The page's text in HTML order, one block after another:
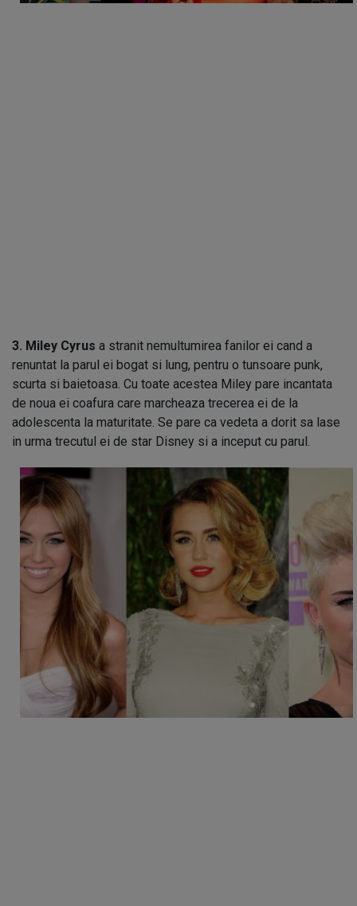
3. Miley Cyrus a stranit nemultumirea fanilor ei cand a
renuntat la parul ei bogat si lung, pentru o tunsoare punk,
scurta si baietoasa. Cu toate acestea Miley pare incantata
de noua ei coafura care marcheaza trecerea ei de la
adolescenta la maturitate. Se pare ca vedeta a dorit sa lase
in urma trecutul ei de star Disney si a inceput cu parul.